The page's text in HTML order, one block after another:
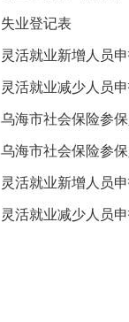
失业登记表
灵活就业新增人员
灵活就业减少人员
乌海市社会保险参
乌海市社会保险参
灵活就业新增人员
灵活就业减少人员